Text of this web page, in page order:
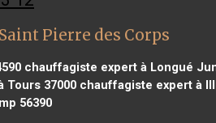
Pierre des Corps
chauffagiste expert à Longué
Tours 37000 chauffagiste expert à
56390